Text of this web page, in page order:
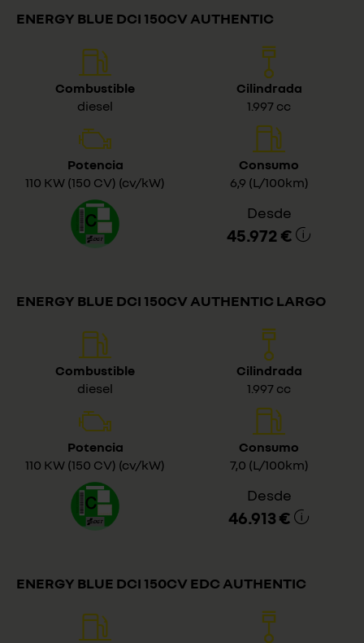
ENERGY BLUE DCI 150CV AUTHENTIC
Combustible
diesel
Cilindrada
1.997 cc
Potencia
110 KW (150 CV) (cv/kW)
Consumo
6,9 (L/100km)
Desde
45.972 €
ENERGY BLUE DCI 150CV AUTHENTIC LARGO
Combustible
diesel
Cilindrada
1.997 cc
Potencia
110 KW (150 CV) (cv/kW)
Consumo
7,0 (L/100km)
Desde
46.913 €
ENERGY BLUE DCI 150CV EDC AUTHENTIC